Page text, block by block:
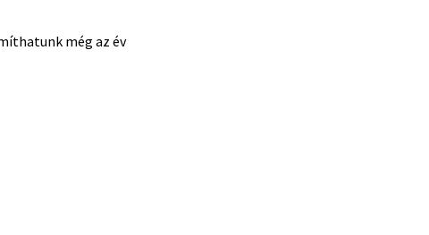
még az év